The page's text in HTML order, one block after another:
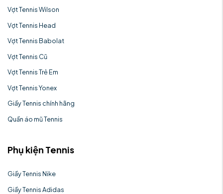
Vợt Tennis Wilson
Vợt Tennis Head
Vợt Tennis Babolat
Vợt Tennis Cũ
Vợt Tennis Trẻ Em
Vợt Tennis Yonex
Giầy Tennis chính hãng
Quần áo mũ Tennis
Phụ kiện Tennis
Giầy Tennis Nike
Giầy Tennis Adidas